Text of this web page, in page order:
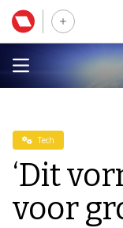
Tech
‘Dit
voor